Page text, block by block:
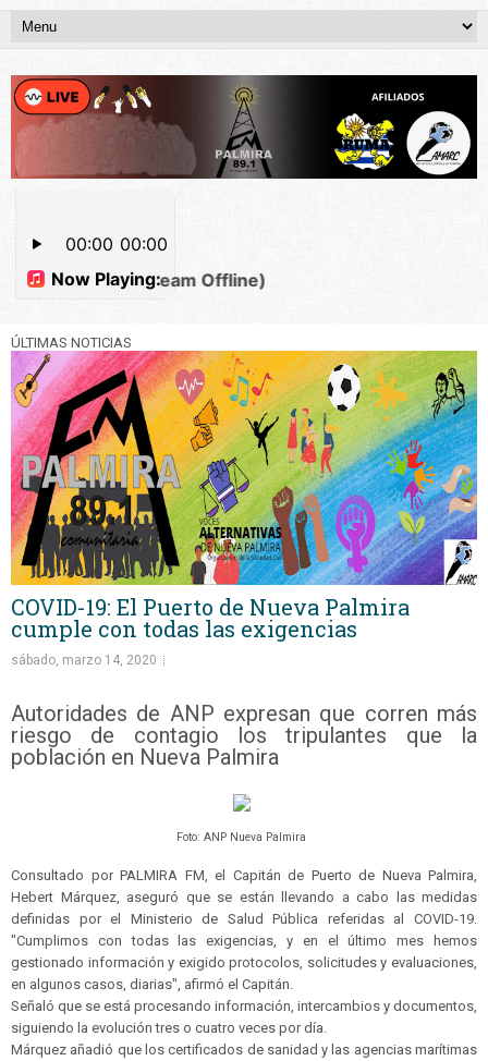
ÚLTIMAS NOTICIAS
COVID-19: El Puerto de Nueva Palmira
cumple con todas las exigencias
sábado, marzo 14, 2020
Autoridades de ANP expresan que corren más
riesgo de contagio los tripulantes que la
población en Nueva Palmira
Foto: ANP Nueva Palmira
Consultado por PALMIRA FM, el Capitán de Puerto de Nueva Palmira,
Hebert Márquez, aseguró que se están llevando a cabo las medidas
definidas por el Ministerio de Salud Pública referidas al COVID-19.
"Cumplimos con todas las exigencias, y en el último mes hemos
gestionado información y exigido protocolos, solicitudes y evaluaciones,
en algunos casos, diarias", afirmó el Capitán.
Señaló que se está procesando información, intercambios y documentos,
siguiendo la evolución tres o cuatro veces por día.
Márquez añadió que los certificados de sanidad y las agencias marítimas